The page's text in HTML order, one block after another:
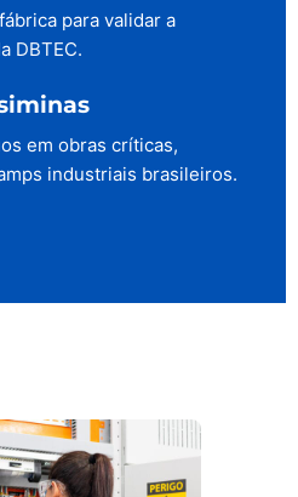
para validar a
DBTEC.
em obras críticas,
industriais brasileiros.